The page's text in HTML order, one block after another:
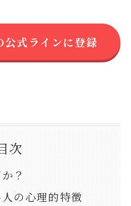
公式ラインに登録
次
？
の心理的特徴